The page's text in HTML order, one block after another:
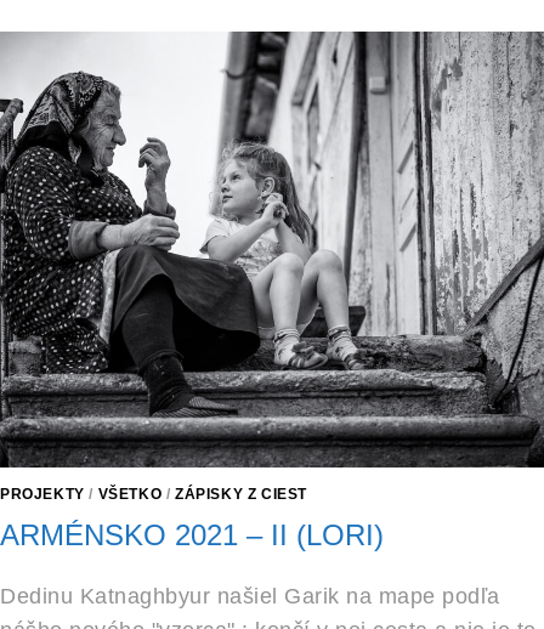
PROJEKTY / VŠETKO /ZÁPISKY Z CIEST
ARMÉNSKO 2021 – II (LORI)
Dedinu Katnaghbyur našiel Garik na mape podľa